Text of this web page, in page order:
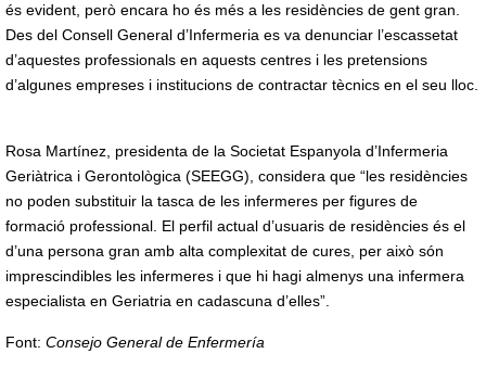
és evident, però encara ho és més a les residències de gent gran.
Des del Consell General d’Infermeria es va denunciar l’escassetat
d’aquestes professionals en aquests centres i les pretensions
d’algunes empreses i institucions de contractar tècnics en el seu lloc.
Rosa Martínez, presidenta de la Societat Espanyola d’Infermeria
Geriàtrica i Gerontològica (SEEGG), considera que “les residències
no poden substituir la tasca de les infermeres per figures de
formació professional. El perfil actual d’usuaris de residències és el
d’una persona gran amb alta complexitat de cures, per això són
imprescindibles les infermeres i que hi hagi almenys una infermera
especialista en Geriatria en cadascuna d’elles”.
Font: Consejo General de Enfermería